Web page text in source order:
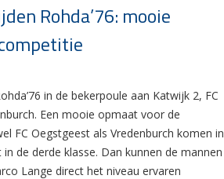
Rohda’76: mooie
in de bekerpoule aan Katwijk 2, FC
Een mooie opmaat voor de
FC Oegstgeest als Vredenburch komen in
de derde klasse. Dan kunnen de mannen
Lange direct het niveau ervaren